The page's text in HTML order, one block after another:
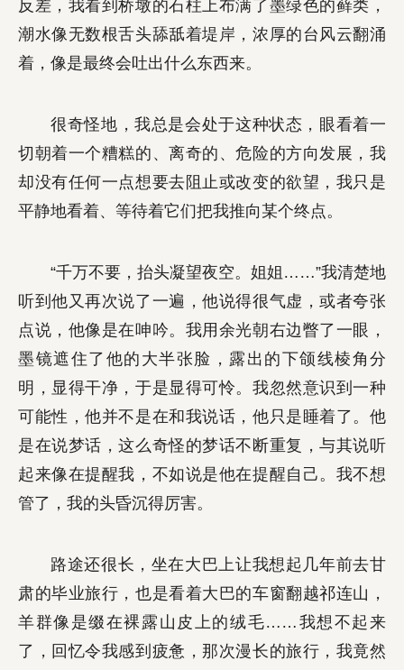
反差，我看到桥墩的石柱上布满了墨绿色的藓类，
潮水像无数根舌头舔舐着堤岸，浓厚的台风云翻涌
着，像是最终会吐出什么东西来。
很奇怪地，我总是会处于这种状态，眼看着一
切朝着一个糟糕的、离奇的、危险的方向发展，我
却没有任何一点想要去阻止或改变的欲望，我只是
平静地看着、等待着它们把我推向某个终点。
“千万不要，抬头凝望夜空。姐姐……”我清楚地
听到他又再次说了一遍，他说得很气虚，或者夸张
点说，他像是在呻吟。我用余光朝右边瞥了一眼，
墨镜遮住了他的大半张脸，露出的下颌线棱角分
明，显得干净，于是显得可怜。我忽然意识到一种
可能性，他并不是在和我说话，他只是睡着了。他
是在说梦话，这么奇怪的梦话不断重复，与其说听
起来像在提醒我，不如说是他在提醒自己。我不想
管了，我的头昏沉得厉害。
路途还很长，坐在大巴上让我想起几年前去甘
肃的毕业旅行，也是看着大巴的车窗翻越祁连山，
羊群像是缀在裸露山皮上的绒毛……我想不起来
了，回忆令我感到疲惫，那次漫长的旅行，我竟然